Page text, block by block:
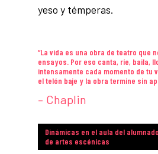
yeso y témperas.
“La vida es una obra de teatro que
ensayos. Por eso canta, ríe, baila,
intensamente cada momento de tu
el telón baje y la obra termine sin
– Chaplin
Dinámicas en el aula del
de artes escénicas